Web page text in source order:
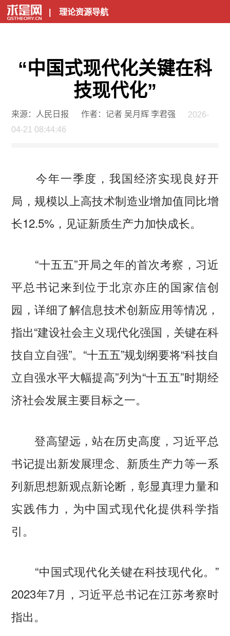
| 理论资源导航
“中国式现代化关键在科
技现代化”
来源：人民日报 作者：记者 吴月辉 李君强
2026-
04-21 08:44:46
今年一季度，我国经济实现良好开
局，规模以上高技术制造业增加值同比增
长12.5%，见证新质生产力加快成长。
“十五五”开局之年的首次考察，习近
平总书记来到位于北京亦庄的国家信创
园，详细了解信息技术创新应用等情况，
指出“建设社会主义现代化强国，关键在科
技自立自强”。“十五五”规划纲要将“科技自
立自强水平大幅提高”列为“十五五”时期经
济社会发展主要目标之一。
登高望远，站在历史高度，习近平总
书记提出新发展理念、新质生产力等一系
列新思想新观点新论断，彰显真理力量和
实践伟力，为中国式现代化提供科学指
引。
“中国式现代化关键在科技现代化。”
2023年7月，习近平总书记在江苏考察时
指出。